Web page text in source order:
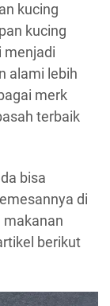
kucing
kucing
menjadi
alami lebih
merk
terbaik
bisa
di
makanan
berikut